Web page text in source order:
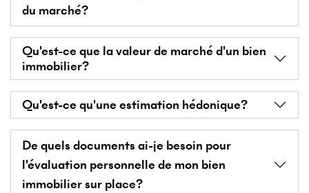
du marché?
Qu'est-ce que la valeur de marché d'un bien
immobilier?
Qu'est-ce qu'une estimation hédonique?
De quels documents ai-je besoin pour
l'évaluation personnelle de mon bien
immobilier sur place?